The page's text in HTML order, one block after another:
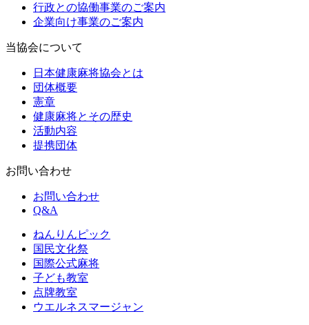
行政との協働事業のご案内
企業向け事業のご案内
当協会について
日本健康麻将協会とは
団体概要
憲章
健康麻将とその歴史
活動内容
提携団体
お問い合わせ
お問い合わせ
Q&A
ねんりんピック
国民文化祭
国際公式麻将
子ども教室
点牌教室
ウエルネスマージャン